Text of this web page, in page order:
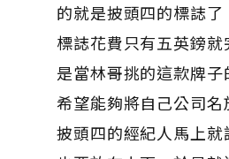
的就是披頭四的標誌
標誌花費只有五英鎊
是當林哥挑的這款牌
希望能夠將自己公司
披頭四的經紀人馬上